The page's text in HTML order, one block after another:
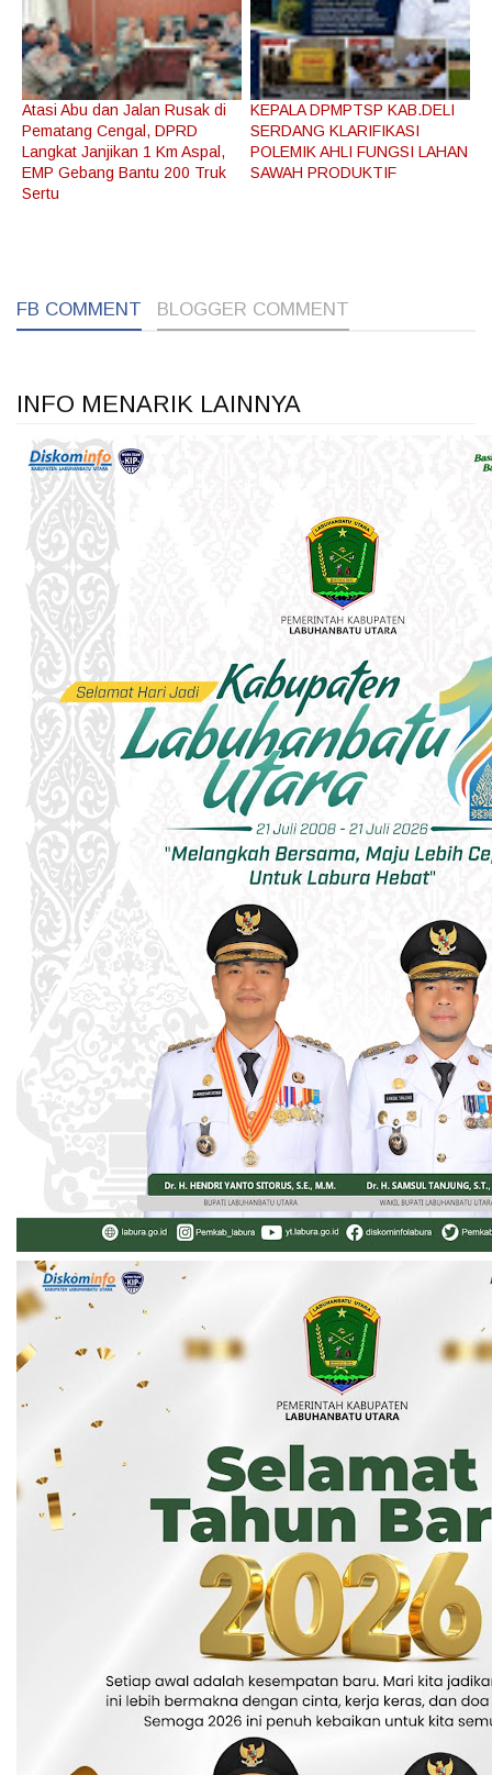
Atasi Abu dan Jalan Rusak di
Pematang Cengal, DPRD
Langkat Janjikan 1 Km Aspal,
EMP Gebang Bantu 200 Truk
Sertu
KEPALA DPMPTSP KAB.DELI
SERDANG KLARIFIKASI
POLEMIK AHLI FUNGSI LAHAN
SAWAH PRODUKTIF
FB COMMENT BLOGGER COMMENT
INFO MENARIK LAINNYA